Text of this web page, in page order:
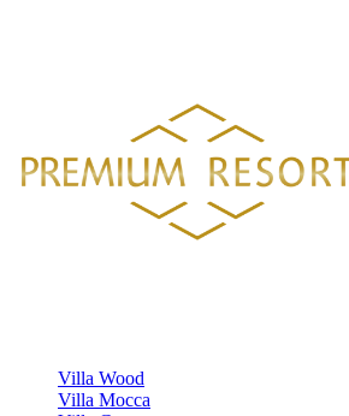
Villa Wood
Villa Mocca